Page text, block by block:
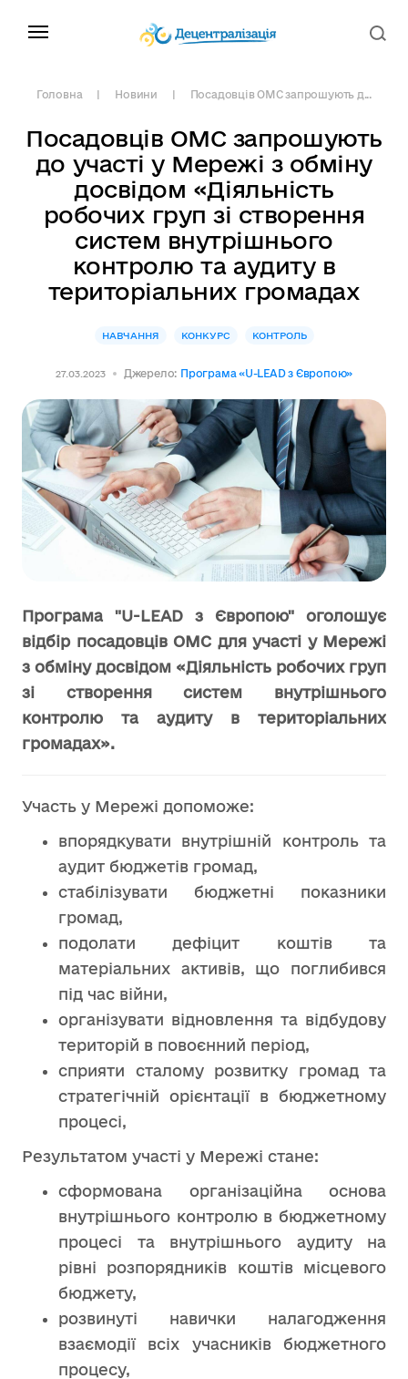
Головна Новини Посадовців ОМС запрошують д...
Посадовців ОМС запрошують
до участі у Мережі з обміну
досвідом «Діяльність
робочих груп зі створення
систем внутрішнього
контролю та аудиту в
територіальних громадах
НАВЧАННЯ КОНКУРС КОНТРОЛЬ
27.03.2023 Джерело: Програма «U-LEAD з Європою»
Програма "U-LEAD з Європою" оголошує
відбір посадовців ОМС для участі у Мережі
з обміну досвідом «Діяльність робочих груп
зі створення систем внутрішнього
контролю та аудиту в територіальних
громадах».
Участь у Мережі допоможе:
впорядкувати внутрішній контроль та
аудит бюджетів громад,
стабілізувати бюджетні показники
громад,
подолати дефіцит коштів та
матеріальних активів, що поглибився
під час війни,
організувати відновлення та відбудову
територій в повоєнний період,
сприяти сталому розвитку громад та
стратегічній орієнтації в бюджетному
процесі,
Результатом участі у Мережі стане:
сформована організаційна основа
внутрішнього контролю в бюджетному
процесі та внутрішнього аудиту на
рівні розпорядників коштів місцевого
бюджету,
розвинуті навички налагодження
взаємодії всіх учасників бюджетного
процесу,